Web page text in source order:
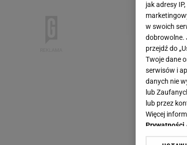
jak adresy
w swoich
dobrowolne.
przejdź do
Twoje dane
serwisów i
danych nie
lub
lub przez
Więcej
Prywatności